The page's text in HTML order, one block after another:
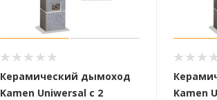
Керамический дымоход
Kamen Uniwersal с 2
Kamen